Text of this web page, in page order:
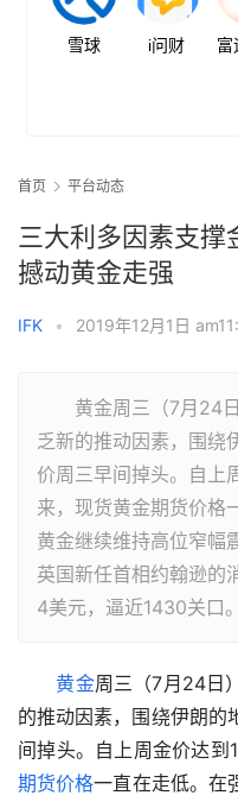
雪球 i问财 富
首页 平台动态
三大利多因素支撑
撼动黄金走强
IFK • 2019年12月1日
黄金周三（7月24日
乏新的推动因素，围绕
价周三早间掉头。自上
来，现货黄金期货价格
黄金继续维持高位窄幅
英国新任首相约翰逊的
4美元，逼近1430关口。
黄金周三（7月24日
的推动因素，围绕伊朗的
间掉头。自上周金价达到
期货价格一直在走低。在